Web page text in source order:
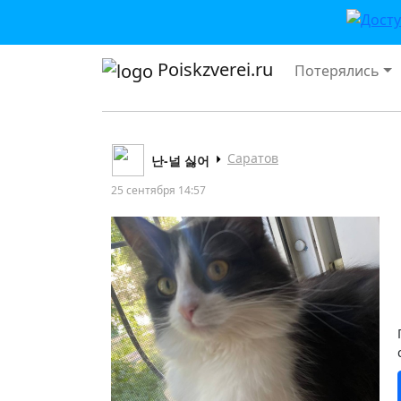
Poiskzverei.ru Потерялись
난-널 싫어 Саратов
25 сентября 14:57